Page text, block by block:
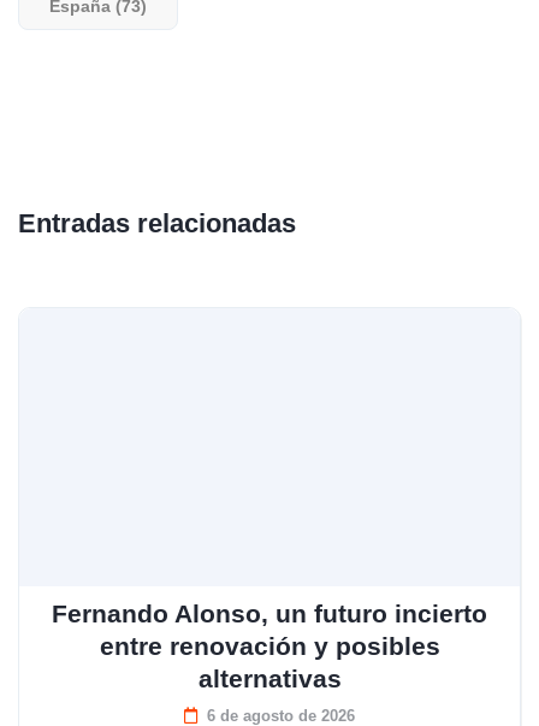
España (73)
Entradas relacionadas
Fernando Alonso, un futuro incierto
entre renovación y posibles
alternativas
6 de agosto de 2026